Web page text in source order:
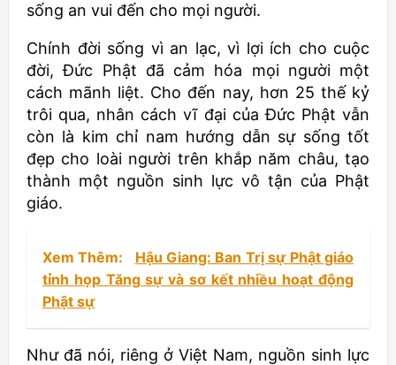
sống an vui đến cho mọi người.
Chính đời sống vì an lạc, vì lợi ích cho cuộc
đời, Đức Phật đã cảm hóa mọi người một
cách mãnh liệt. Cho đến nay, hơn 25 thế kỷ
trôi qua, nhân cách vĩ đại của Đức Phật vẫn
còn là kim chỉ nam hướng dẫn sự sống tốt
đẹp cho loài người trên khắp năm châu, tạo
thành một nguồn sinh lực vô tận của Phật
giáo.
Xem Thêm:
Hậu Giang: Ban Trị sự Phật giáo
tỉnh họp Tăng sự và sơ kết nhiều hoạt động
Phật sự
Như đã nói, riêng ở Việt Nam, nguồn sinh lực